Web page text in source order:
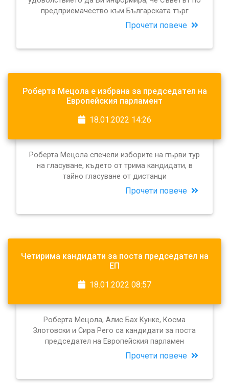
предприемачество към Българската търг
Прочети повече
Роберта Мецола е избрана за председател на
Европейския парламент
18.01.2022 14:26
Роберта Мецола спечели изборите на първи тур
на гласуване, където от трима кандидати, в
тайно гласуване от дистанци
Прочети повече
Четирима кандидати за поста председател на
ЕП
18.01.2022 08:57
Роберта Мецола, Алис Бах Кунке, Косма
Злотовски и Сира Рего са кандидати за поста
председател на Европейския парламен
Прочети повече